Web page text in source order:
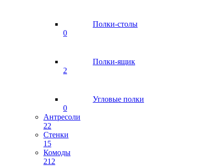
Полки-столы
0
Полки-ящик
2
Угловые полки
0
Антресоли
22
Стенки
15
Комоды
212